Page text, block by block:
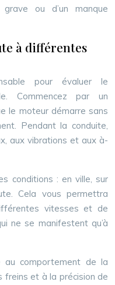
ou d’un manque
à différentes
pour évaluer le
Commencez par un
le moteur démarre sans
Pendant la conduite,
aux vibrations et aux à-
conditions : en ville, sur
Cela vous permettra
vitesses et de
ne se manifestent qu’à
au comportement de la
freins et à la précision de